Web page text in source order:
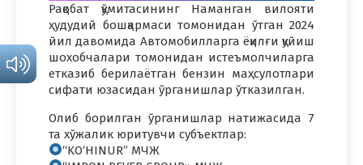
Рақобат қўмитасининг Наманган вилояти
ҳудудий бошқармаси томонидан ўтган 2024
йил давомида Автомобилларга ёқилғи қуйиш
шохобчалари томонидан истеъмолчиларга
етказиб берилаётган бензин маҳсулотлари
сифати юзасидан ўрганишлар ўтказилган.
Олиб борилган ўрганишлар натижасида 7
та хўжалик юритувчи субъектлар:
“KO‘HINUR” МЧЖ